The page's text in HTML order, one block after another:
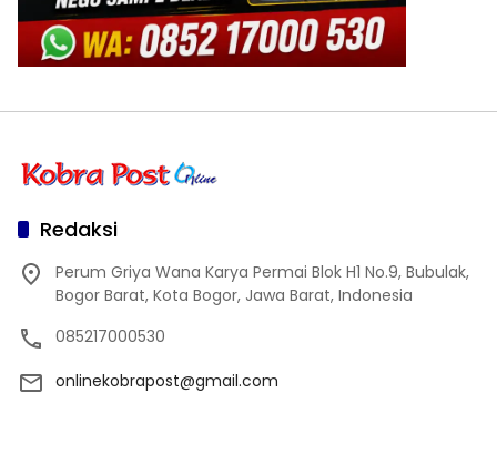
Redaksi
Perum Griya Wana Karya Permai Blok H1 No.9, Bubulak,
Bogor Barat, Kota Bogor, Jawa Barat, Indonesia
085217000530
onlinekobrapost@gmail.com